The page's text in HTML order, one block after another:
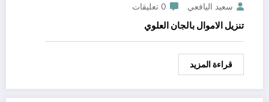
سعيد اليافعي 0 تعليقات
تنزيل الاموال بالجان العلوي
قراءة المزيد